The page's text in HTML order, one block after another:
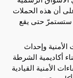
أن هذه الحملات
حتى يقع
وإحداث
أكاديمية الشرطة
الأمنية القيادية